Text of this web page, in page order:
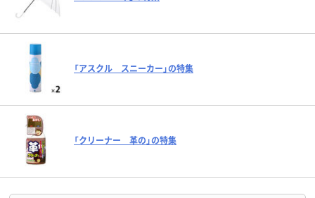
「アスクル スニーカー」の特集
「クリーナー 革の」の特集